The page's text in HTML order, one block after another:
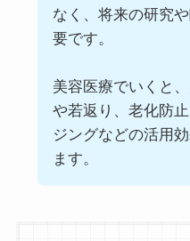
なく、将来の研究
要です。
美容医療でいくと
や若返り、老化防
ジングなどの活用
ます。